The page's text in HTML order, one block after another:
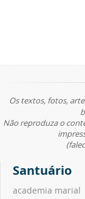
Os textos, fotos,
Não reproduza o
Santuário
academia marial